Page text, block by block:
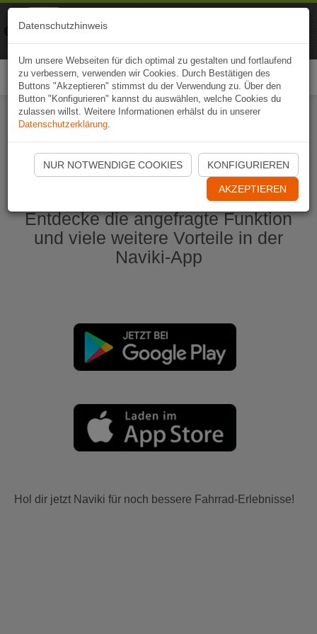
Naviki App jetzt öffnen
Entdecke die angefragte Funktion
und viele weitere Vorteile in der
Naviki-App
Hol dir jetzt Naviki für noch bessere Fahrrad-Erlebnisse!
Datenschutzhinweis
Um unsere Webseiten für dich optimal zu gestalten und fortlaufend
zu verbessern, verwenden wir Cookies. Durch Bestätigen des
Buttons "Akzeptieren" stimmst du der Verwendung zu. Über den
Button "Konfigurieren" kannst du auswählen, welche Cookies du
zulassen willst. Weitere Informationen erhälst du in unserer
Datenschutzerklärung.
NUR NOTWENDIGE COOKIES KONFIGURIEREN
AKZEPTIEREN
Naviki